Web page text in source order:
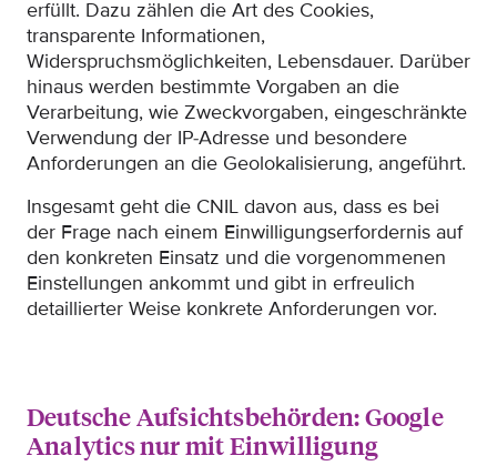
erfüllt. Dazu zählen die Art des Cookies,
transparente Informationen,
Widerspruchsmöglichkeiten, Lebensdauer. Darüber
hinaus werden bestimmte Vorgaben an die
Verarbeitung, wie Zweckvorgaben, eingeschränkte
Verwendung der IP-Adresse und besondere
Anforderungen an die Geolokalisierung, angeführt.
Insgesamt geht die CNIL davon aus, dass es bei
der Frage nach einem Einwilligungserfordernis auf
den konkreten Einsatz und die vorgenommenen
Einstellungen ankommt und gibt in erfreulich
detaillierter Weise konkrete Anforderungen vor.
Deutsche Aufsichtsbehörden: Google
Analytics nur mit Einwilligung